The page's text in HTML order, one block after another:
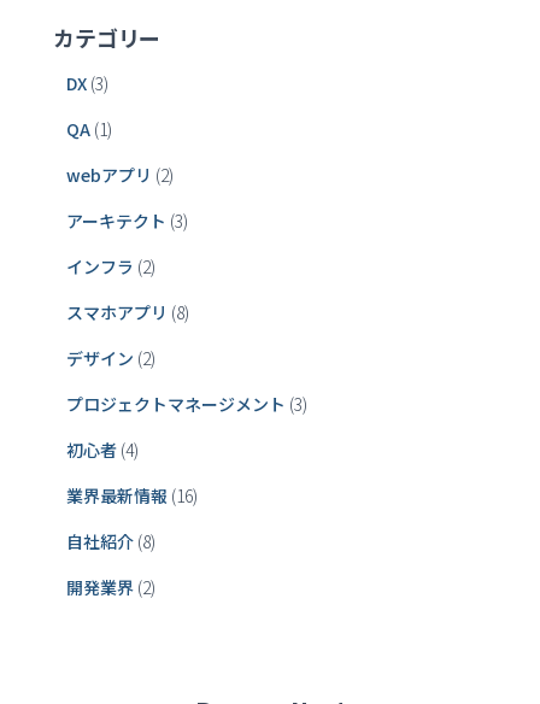
カテゴリー
DX (3)
QA (1)
webアプリ (2)
アーキテクト (3)
インフラ (2)
スマホアプリ (8)
デザイン (2)
プロジェクトマネージメント (3)
初心者 (4)
業界最新情報 (16)
自社紹介 (8)
開発業界 (2)